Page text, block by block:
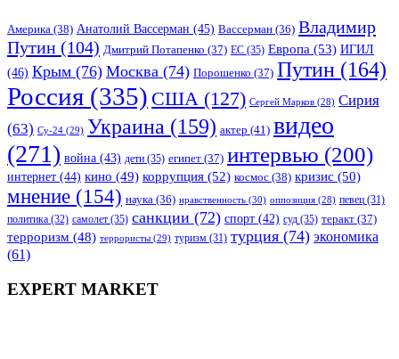
Америка (38) Анатолий Вассерман (45) Вассерман (36) Владимир
Путин (104) Дмитрий Потапенко (37) ЕС (35) Европа (53) ИГИЛ
(46) Крым (76) Москва (74) Порошенко (37) Путин (164)
Россия (335) США (127) Сергей Марков (28) Сирия
(63) Су-24 (29) Украина (159) актер (41) видео
(271) война (43) дети (35) египет (37) интервью (200)
интернет (44) кино (49) коррупция (52) космос (38) кризис (50)
мнение (154) наука (36) нравственность (30) оппозиция (28) певец (31)
политика (32) самолет (35) санкции (72) спорт (42) суд (35) теракт (37)
терроризм (48) террористы (29) туризм (31) турция (74) экономика
(61)
EXPERT MARKET